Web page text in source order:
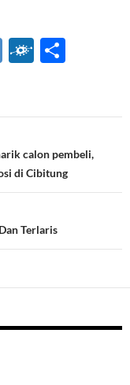
Di F
d e
calon pembeli,
di Cibitung
Terlaris